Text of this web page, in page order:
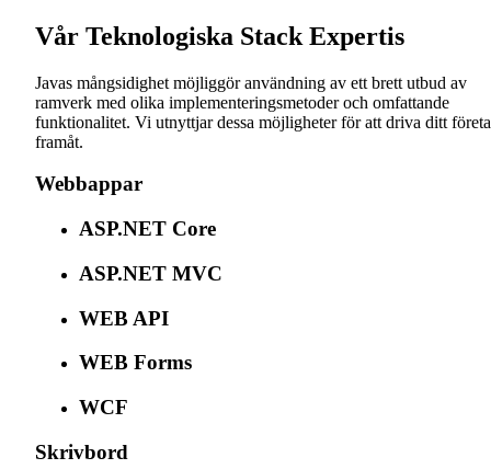
Vår Teknologiska Stack Expertis
Javas mångsidighet möjliggör användning av ett brett utbud av
ramverk med olika implementeringsmetoder och omfattande
funktionalitet. Vi utnyttjar dessa möjligheter för att driva ditt
framåt.
Webbappar
ASP.NET Core
ASP.NET MVC
WEB API
WEB Forms
WCF
Skrivbord